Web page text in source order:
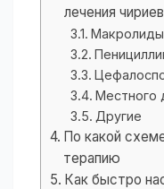
лечения
Макролиды
Местного
Другие
По какой
терапию
Как быстро